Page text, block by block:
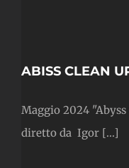
ABISS CLEAN
Maggio 2024
diretto da Igor [...]